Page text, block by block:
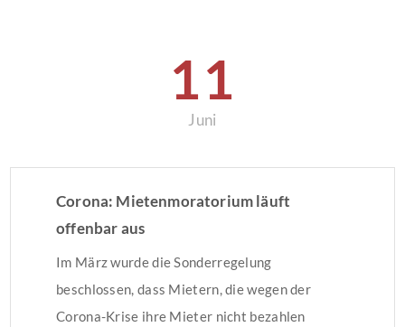
kWh/(m²a). Die Miete beträgt € 520,00 + […]
11
Juni
Corona: Mietenmoratorium läuft
offenbar aus
Im März wurde die Sonderregelung
beschlossen, dass Mietern, die wegen der
Corona-Krise ihre Mieter nicht bezahlen